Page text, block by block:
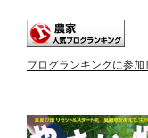
ブログランキングに参加